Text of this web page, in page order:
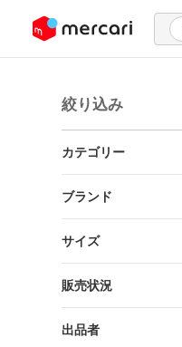
ツにスキップ
絞り込み
カテゴリー
ブランド
サイズ
販売状況
出品者